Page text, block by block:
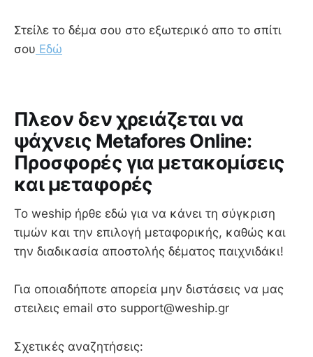
Στείλε το δέμα σου στο εξωτερικό απο το σπίτι
σου Εδώ
Πλεον δεν χρειάζεται να
ψάχνεις Metafores Online:
Προσφορές για μετακομίσεις
και μεταφορές
To weship ήρθε εδώ για να κάνει τη σύγκριση
τιμών και την επιλογή μεταφορικής, καθώς και
την διαδικασία αποστολής δέματος παιχνιδάκι!
Για οποιαδήποτε απορεία μην διστάσεις να μας
στειλεις email στο support@weship.gr
Σχετικές αναζητήσεις: